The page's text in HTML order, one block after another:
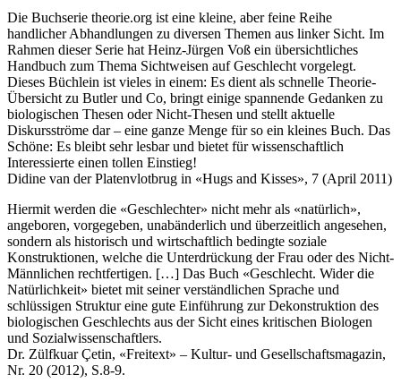
Die Buchserie theorie.org ist eine kleine, aber feine Reihe
handlicher Abhandlungen zu diversen Themen aus linker Sicht. Im
Rahmen dieser Serie hat Heinz-Jürgen Voß ein übersichtliches
Handbuch zum Thema Sichtweisen auf Geschlecht vorgelegt.
Dieses Büchlein ist vieles in einem: Es dient als schnelle Theorie-
Übersicht zu Butler und Co, bringt einige spannende Gedanken zu
biologischen Thesen oder Nicht-Thesen und stellt aktuelle
Diskursströme dar – eine ganze Menge für so ein kleines Buch. Das
Schöne: Es bleibt sehr lesbar und bietet für wissenschaftlich
Interessierte einen tollen Einstieg!
Didine van der Platenvlotbrug in «Hugs and Kisses», 7 (April 2011)
Hiermit werden die «Geschlechter» nicht mehr als «natürlich»,
angeboren, vorgegeben, unabänderlich und überzeitlich angesehen,
sondern als historisch und wirtschaftlich bedingte soziale
Konstruktionen, welche die Unterdrückung der Frau oder des Nicht-
Männlichen rechtfertigen. […] Das Buch «Geschlecht. Wider die
Natürlichkeit» bietet mit seiner verständlichen Sprache und
schlüssigen Struktur eine gute Einführung zur Dekonstruktion des
biologischen Geschlechts aus der Sicht eines kritischen Biologen
und Sozialwissenschaftlers.
Dr. Zülfkuar Çetin, «Freitext» – Kultur- und Gesellschaftsmagazin,
Nr. 20 (2012), S.8-9.